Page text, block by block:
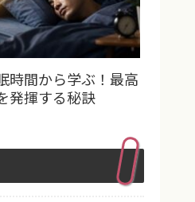
時間から学ぶ！最高
発揮する秘訣